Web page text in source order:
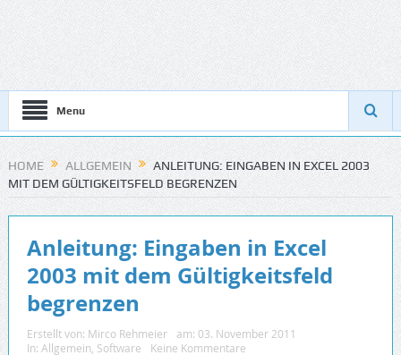
Menu
HOME ALLGEMEIN
ANLEITUNG: EINGABEN IN EXCEL 2003
MIT DEM GÜLTIGKEITSFELD BEGRENZEN
Anleitung: Eingaben in Excel
2003 mit dem Gültigkeitsfeld
begrenzen
Erstellt von: Mirco Rehmeier am: 03. November 2011
In: Allgemein Software Keine Kommentare